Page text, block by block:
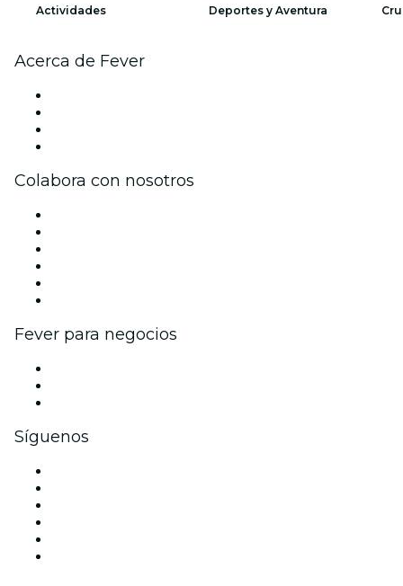
Actividades Deportes y Aventura
Acerca de Fever
Colabora con nosotros
Fever para negocios
Síguenos